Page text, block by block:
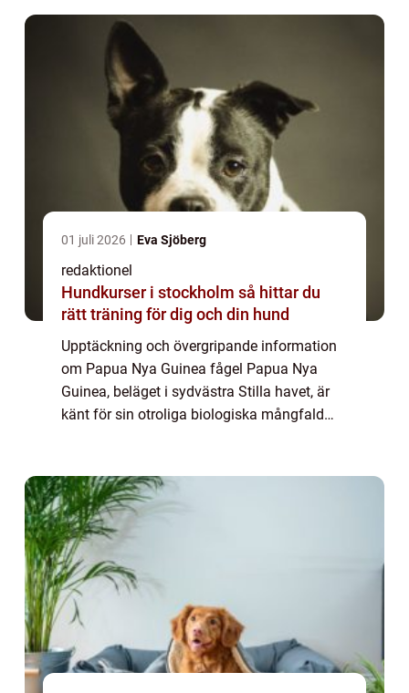
01 juli 2026 Eva Sjöberg
redaktionel
Hundkurser i stockholm så hittar du
rätt träning för dig och din hund
Upptäckning och övergripande information
om Papua Nya Guinea fågel Papua Nya
Guinea, beläget i sydvästra Stilla havet, är
känt för sin otroliga biologiska mångfald